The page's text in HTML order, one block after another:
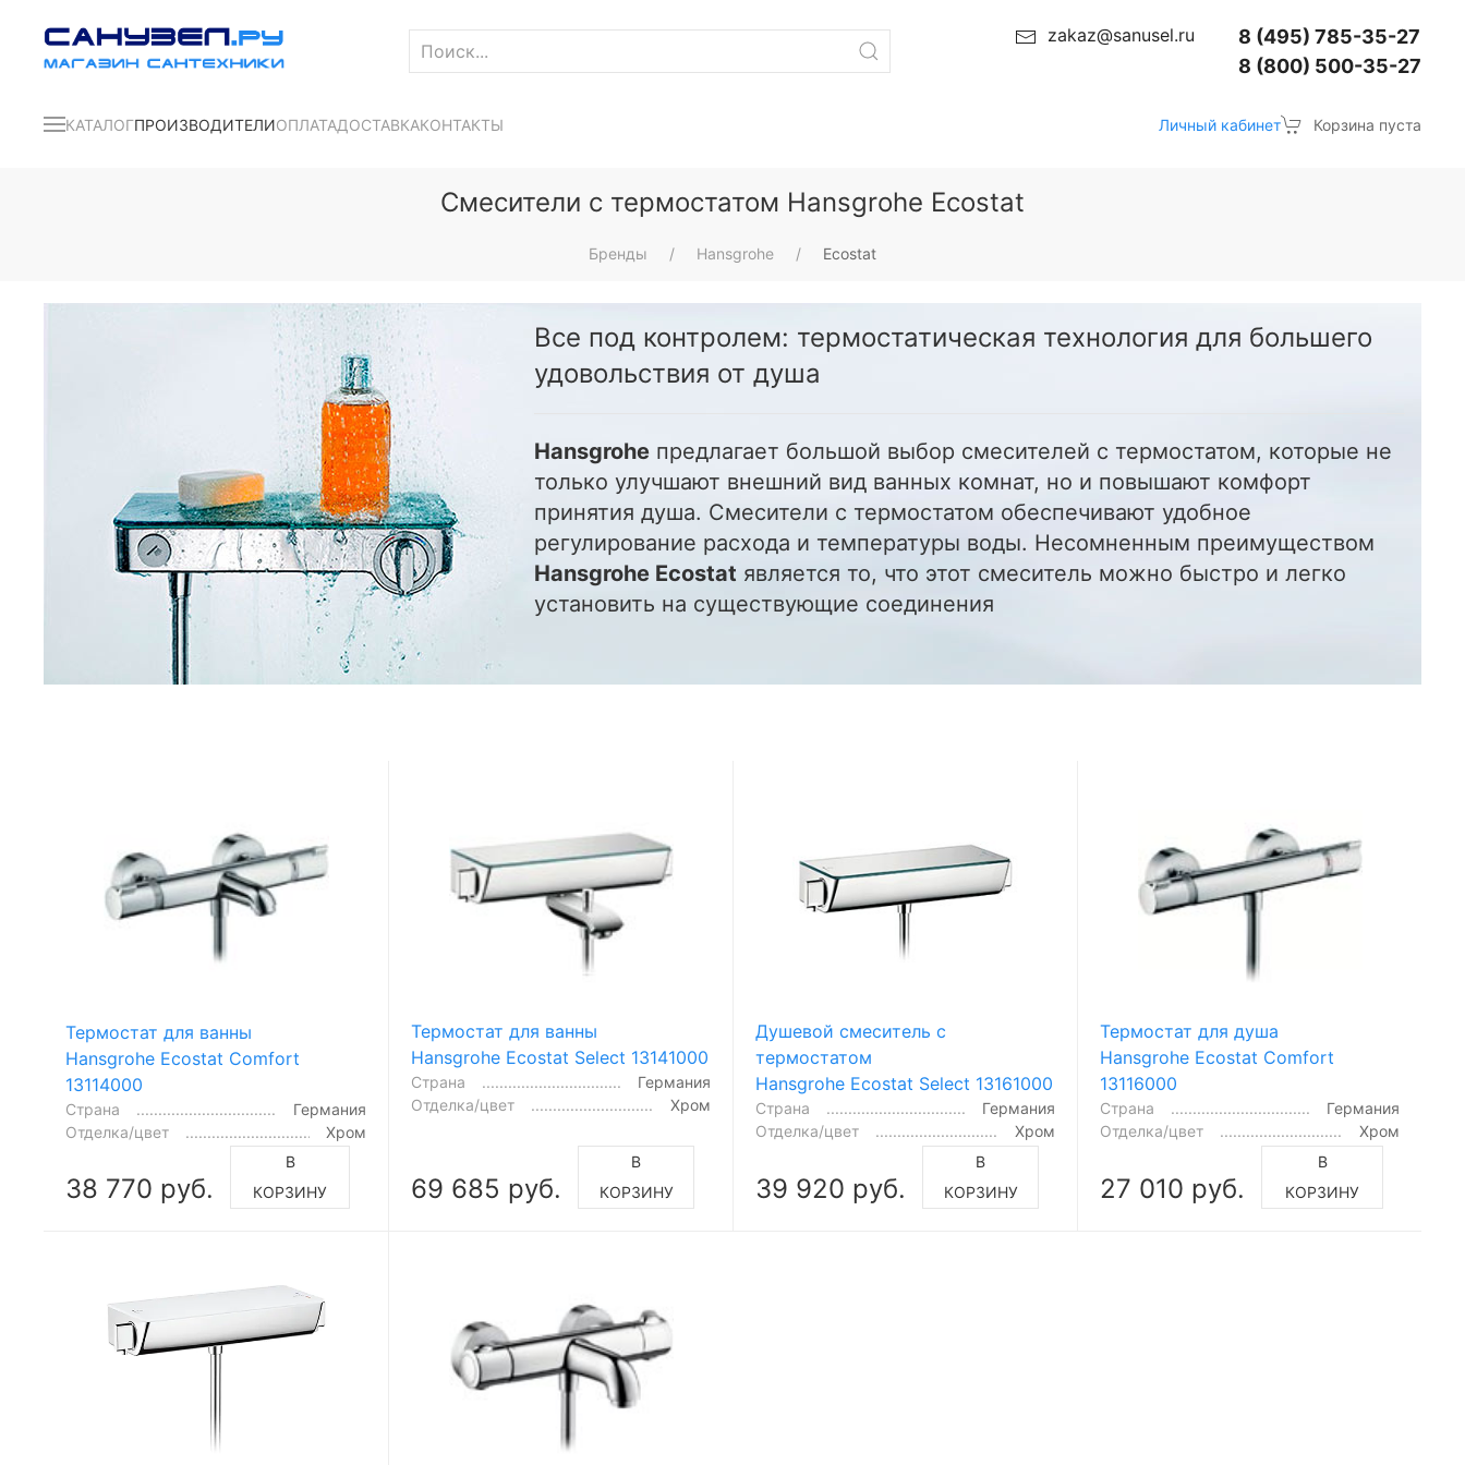
zakaz@sanusel.ru
8 (495) 785-35-27
8 (800) 500-35-27
КАТАЛОГПРОИЗВОДИТЕЛИОПЛАТАДОСТАВКАКОНТАКТЫ Личный кабинет Корзина пуста
Смесители с термостатом Hansgrohe Ecostat
Бренды Hansgrohe Ecostat
Все под контролем: термостатическая технология для большего
удовольствия от душа
Hansgroheпредлагает большой выбор смесителей с термостатом, которые не
только улучшают внешний вид ванных комнат, но и повышают комфорт
принятия душа. Смесители с термостатом обеспечивают удобное
регулирование расхода и температуры воды. Несомненным преимуществом
Hansgrohe Ecostat является то, что этот смеситель можно быстро и легко
установить на существующие соединения
Термостат для ванны
Hansgrohe Ecostat Comfort
13114000
Страна
Германия
Отделка/цвет
Хром
38 770 руб.
В
КОРЗИНУ
Термостат для ванны
Hansgrohe Ecostat Select 13141000
Страна
Германия
Отделка/цвет
Хром
69 685 руб.
В
КОРЗИНУ
Душевой смеситель с
термостатом
Hansgrohe Ecostat Select 13161000
Страна
Германия
Отделка/цвет
Хром
39 920 руб.
В
КОРЗИНУ
Термостат для душа
Hansgrohe Ecostat Comfort
13116000
Страна
Германия
Отделка/цвет
Хром
27 010 руб.
В
КОРЗИНУ